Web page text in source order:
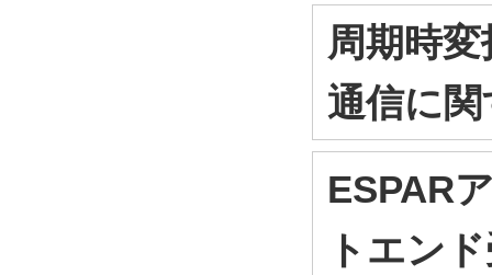
周期時
通信に
ESPAR
トエン